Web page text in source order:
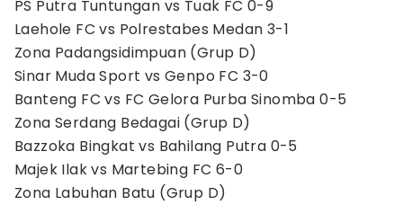
PS Putra Tuntungan vs Tuak FC 0-9
Laehole FC vs Polrestabes Medan 3-1
Zona Padangsidimpuan (Grup D)
Sinar Muda Sport vs Genpo FC 3-0
Banteng FC vs FC Gelora Purba Sinomba 0-5
Zona Serdang Bedagai (Grup D)
Bazzoka Bingkat vs Bahilang Putra 0-5
Majek Ilak vs Martebing FC 6-0
Zona Labuhan Batu (Grup D)